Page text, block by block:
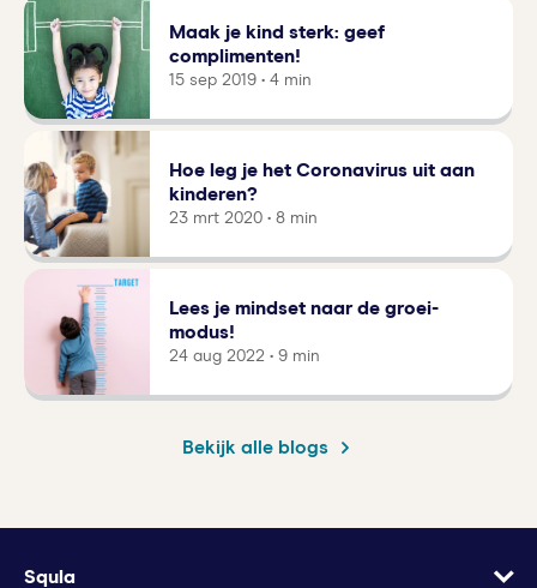
Maak je kind sterk: geef
complimenten!
15 sep 2019 • 4 min
Hoe leg je het Coronavirus uit aan
kinderen?
23 mrt 2020 • 8 min
Lees je mindset naar de groei-
modus!
24 aug 2022 • 9 min
Bekijk alle blogs
Squla